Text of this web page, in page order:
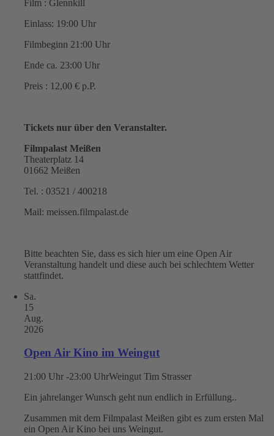
Film : Glennkill
Einlass: 19:00 Uhr
Filmbeginn 21:00 Uhr
Ende ca. 23:00 Uhr
Preis : 12,00 € p.P.
Tickets nur über den Veranstalter.
Filmpalast Meißen
Theaterplatz 14
01662 Meißen
Tel. : 03521 / 400218
Mail: meissen.filmpalast.de
Bitte beachten Sie, dass es sich hier um eine Open Air
Veranstaltung handelt und diese auch bei schlechtem Wetter
stattfindet.
Sa.
15
Aug.
2026
Open Air Kino im Weingut
21:00 Uhr -23:00 UhrWeingut Tim Strasser
Ein jahrelanger Wunsch geht nun endlich in Erfüllung..
Zusammen mit dem Filmpalast Meißen gibt es zum ersten Mal
ein Open Air Kino bei uns Weingut.